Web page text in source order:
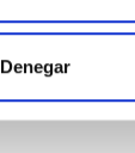
Denegar